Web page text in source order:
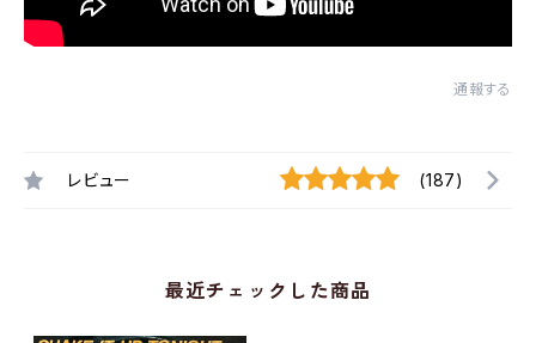
通報する
レビュー (187)
最近チェックした商品